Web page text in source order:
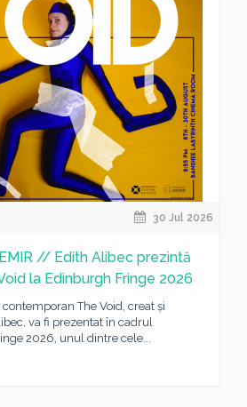
30 Jul 2026
// Edith Alibec prezintă
la Edinburgh Fringe 2026
The Void, creat și
va fi prezentat în cadrul
2026, unul dintre cele...